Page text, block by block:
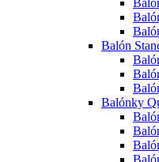
Balón
Balónky